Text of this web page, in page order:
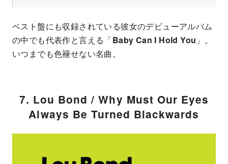
ベスト盤にも収録されている彼女のデビューアルバム
の中でも代表作と言える「Baby Can I Hold You 」。
いつまでも色褪せない名曲。
7. Lou Bond / Why Must Our Eyes
Always Be Turned Blackwards